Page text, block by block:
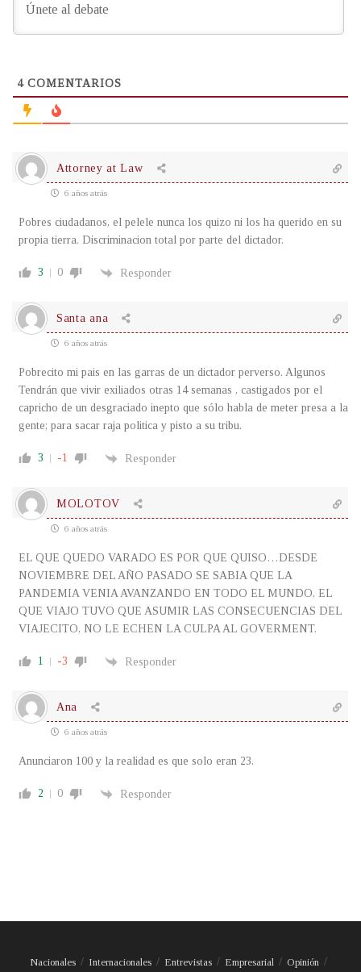
4COMENTARIOS
Attorney at Law
6 años atrás
Pobres ciudadanos, el pelele nunca los quizo ni los ha querido en su
propia tierra. Discriminacion total por parte del dictador.
3 0 Responder
Santa ana
6 años atrás
Pobrecito mi pais en las garras de un dictador perverso. Algunos
Tendrán que vivir exiliados otras 14 semanas , castigados por el
capricho de un desgraciado inepto que sólo habla de meter presa a la
gente; para sacar raja politica y pisto a su tribu.
3 -1 Responder
MOLOTOV
6 años atrás
EL QUE QUEDO VARADO ES POR QUE QUISO…DESDE
NOVIEMBRE DEL AÑO PASADO SE SABIA QUE LA
PANDEMIA VENIA AVANZANDO EN TODO EL MUNDO, EL
QUE VIAJO TUVO QUE ASUMIR LAS CONSECUENCIAS DEL
VIAJECITO, NO LE ECHEN LA CULPA AL GOVERMENT.
1 -3 Responder
Ana
6 años atrás
Anunciaron 100 y la realidad es que solo eran 23.
2 0 Responder
Nacionales Internacionales Entrevistas Empresarial Opinión